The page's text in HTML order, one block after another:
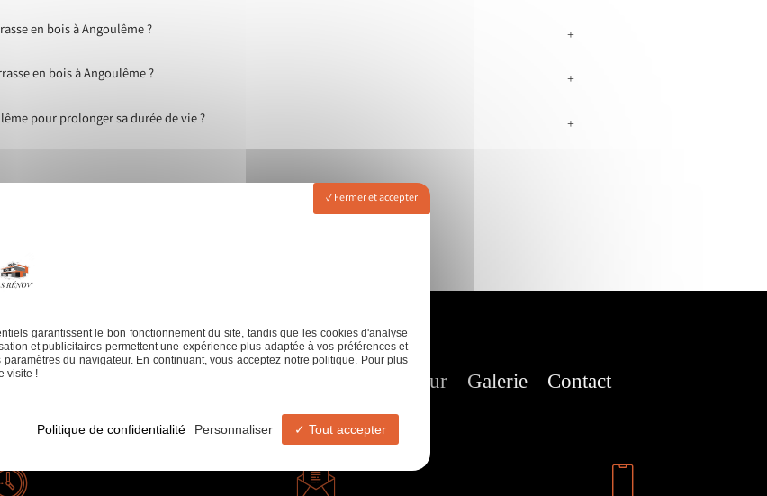
en bois à Angoulême ? +
en bois à Angoulême ? +
pour prolonger sa durée de vie ? +
Jointeur Revêtement de mur Galerie Contact
Fermer et accepter
garantissent le bon fonctionnement du site, tandis que les cookies d'analyse
et publicitaires permettent une expérience plus adaptée à vos préférences et
du navigateur. En continuant, vous acceptez notre politique. Pour plus
visite !
Tout accepter
Personnaliser
Politique de confidentialité